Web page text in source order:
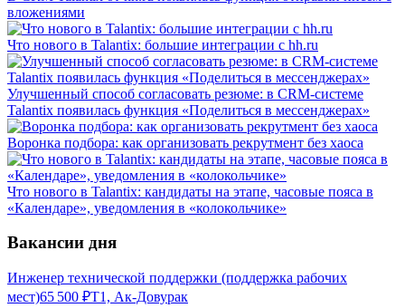
вложениями
Что нового в Talantix: большие интеграции с hh.ru
Улучшенный способ согласовать резюме: в CRM-системе
Talantix появилась функция «Поделиться в мессенджерах»
Воронка подбора: как организовать рекрутмент без хаоса
Что нового в Talantix: кандидаты на этапе, часовые пояса в
«Календаре», уведомления в «колокольчике»
Вакансии дня
Инженер технической поддержки (поддержка рабочих
мест)65 500 ₽Т1, Ак-Довурак